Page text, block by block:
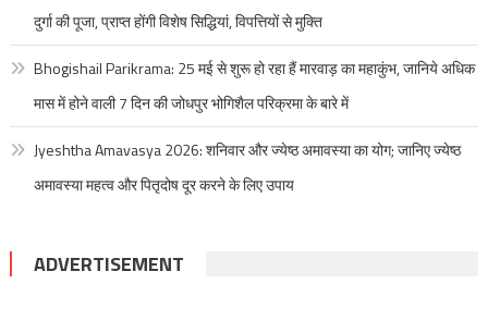
दुर्गा की पूजा, प्राप्त होंगी विशेष सिद्धियां, विपत्तियों से मुक्ति
Bhogishail Parikrama: 25 मई से शुरू हो रहा हैं मारवाड़ का महाकुंभ, जानिये अधिक
मास में होने वाली 7 दिन की जोधपुर भोगिशैल परिक्रमा के बारे में
Jyeshtha Amavasya 2026: शनिवार और ज्येष्ठ अमावस्या का योग; जानिए ज्येष्ठ
अमावस्या महत्व और पितृदोष दूर करने के लिए उपाय
ADVERTISEMENT